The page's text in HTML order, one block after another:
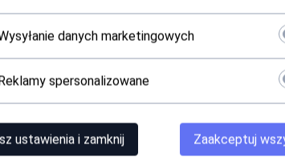
300 cm | wysokość: 250 cm
| Biały ze srebrnym wzorem
karnisz rurkowy, żabki
danych marketingowych
spersonalizowane
ustawienia i zamknij Zaakceptuj